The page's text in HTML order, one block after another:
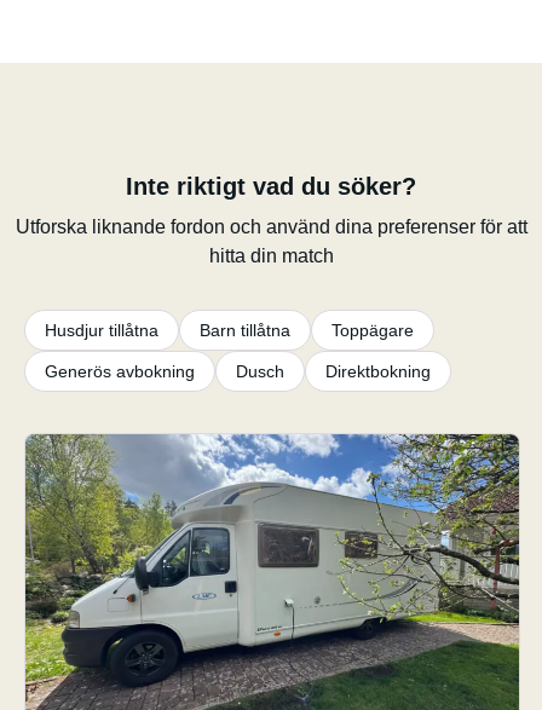
Inte riktigt vad du söker?
Utforska liknande fordon och använd dina preferenser för att
hitta din match
Husdjur tillåtna Barn tillåtna Toppägare
Generös avbokning Dusch Direktbokning